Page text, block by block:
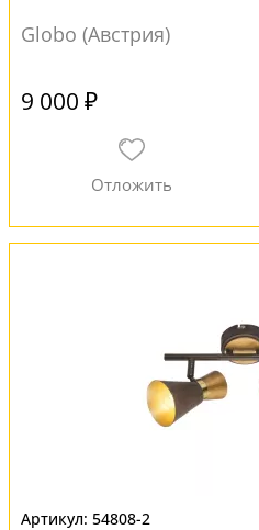
Globo (Австрия)
9 000 ₽
54808-2